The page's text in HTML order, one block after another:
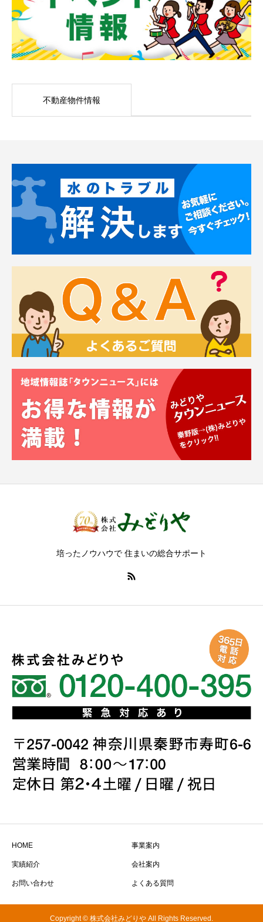
不動産物件情報
培ったノウハウで 住まいの総合サポート
HOME 事業案内
実績紹介 会社案内
お問い合わせ よくある質問
Copyright © 株式会社みどりや All Rights Reserved.